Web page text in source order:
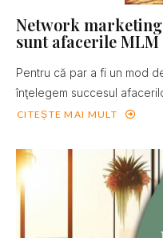
Network marketing
sunt afacerile
Pentru că par a fi un mod
înţelegem succesul
CITEȘTE MAI MULT